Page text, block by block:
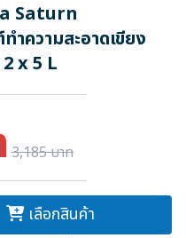
Saturn
ความสะอาดเขียง
x 5 L
3,185 บาท
เลือกสินค้า